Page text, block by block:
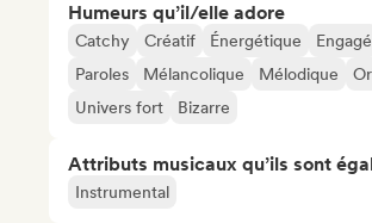
Humeurs qu’il/elle adore
Catchy Créatif Énergétique Engagé
Paroles
Mélancolique Mélodique
Univers fort
Bizarre
Attributs musicaux qu’ils sont
Instrumental